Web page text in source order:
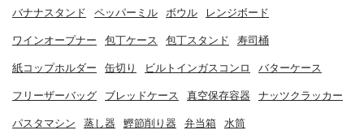
バナナスタンド ペッパーミル ボウル レンジボード
ワインオープナー 包丁ケース 包丁スタンド 寿司桶
紙コップホルダー 缶切り ビルトインガスコンロ バターケース
フリーザーバッグ ブレッドケース 真空保存容器 ナッツクラッカー
パスタマシン 蒸し器 鰹節削り器 弁当箱 水筒